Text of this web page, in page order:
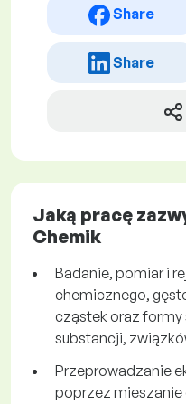
Share
Share
Jaką pracę
Chemik
Badanie, pomiar i
chemicznego,
cząstek oraz formy
substancji,
Przeprowadzanie
poprzez mieszanie